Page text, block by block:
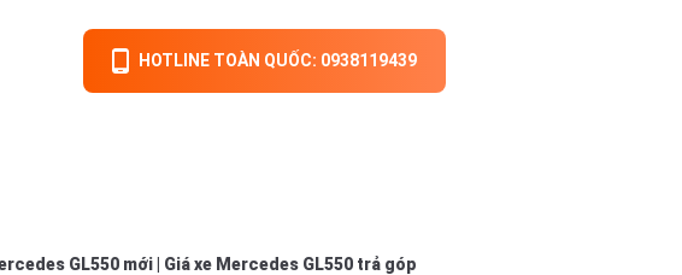
HOTLINE TOÀN QUỐC: 0938119439
GL550 mới| Giá xe Mercedes GL550 trả góp